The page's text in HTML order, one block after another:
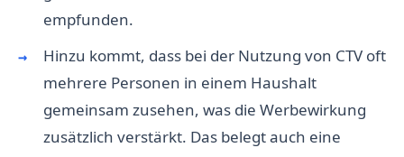
empfunden.
Hinzu kommt, dass bei der Nutzung von CTV oft
mehrere Personen in einem Haushalt
gemeinsam zusehen, was die Werbewirkung
zusätzlich verstärkt. Das belegt auch eine